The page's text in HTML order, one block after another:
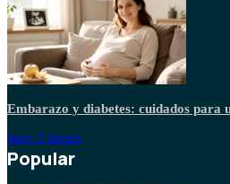
Embarazo y diabetes: cuidados para
hace 2 meses
Popular